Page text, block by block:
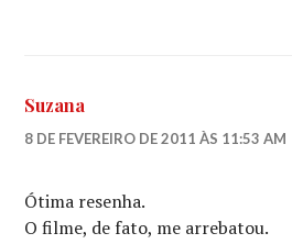
Suzana
8 DE FEVEREIRO DE 2011 ÀS 11:53 AM
Ótima resenha.
O filme, de fato, me arrebatou.